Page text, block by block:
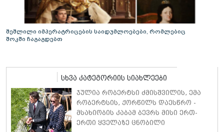
შეშლილი იმპერატრიცების საიდუმლოებები, რომლებიც
შოკში ჩაგაგდებთ
სხვა კატეგორიის სიახლეები
ჯულია რობერტსი ძმისშვილის, ემა
რობერტსის, ქორწილს დაესწრო -
მსახიობის კაბამ ბევრს მისი ერთ-
ერთი ყველაზე ცნობილი